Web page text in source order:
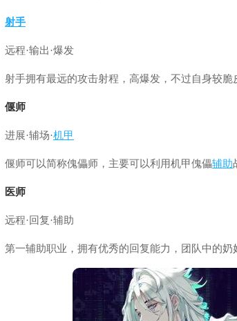
射手
远程·输出·爆发
射手拥有最远的攻击射程，高爆发，不过自身较脆
偃师
进展·辅场·机甲
偃师可以简称傀儡师，主要可以利用机甲傀儡辅助
医师
远程·回复·辅助
第一辅助职业，拥有优秀的回复能力，团队中的奶